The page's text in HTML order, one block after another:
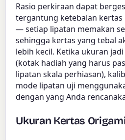
Rasio perkiraan dapat
tergantung ketebalan kertas
— setiap lipatan memakan
sehingga kertas yang tebal
lebih kecil. Ketika ukuran
(kotak hadiah yang harus
lipatan skala perhiasan),
mode lipatan uji
dengan yang Anda
Ukuran Kertas